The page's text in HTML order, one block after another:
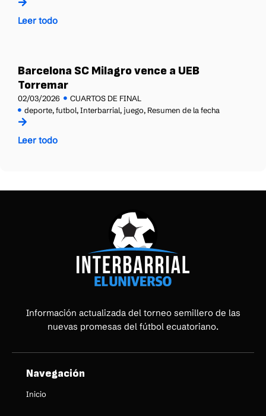
Leer todo
Barcelona SC Milagro vence a UEB
Torremar
02/03/2026
CUARTOS DE FINAL
deporte,futbol,Interbarrial, juego, Resumen de la fecha
Leer todo
Información actualizada del torneo semillero de las
nuevas promesas del fútbol ecuatoriano.
Navegación
Inicio